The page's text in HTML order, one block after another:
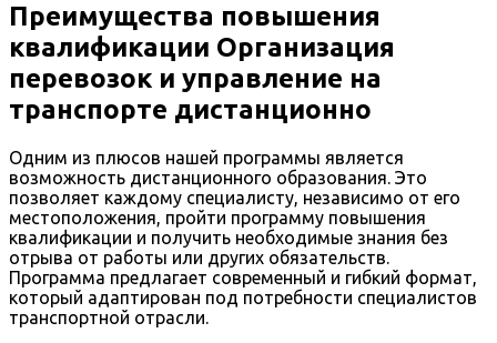
Преимущества повышения
квалификации Организация
перевозок и управление на
транспорте дистанционно
Одним из плюсов нашей программы является
возможность дистанционного образования. Это
позволяет каждому специалисту, независимо от его
местоположения, пройти программу повышения
квалификации и получить необходимые знания без
отрыва от работы или других обязательств.
Программа предлагает современный и гибкий формат,
который адаптирован под потребности специалистов
транспортной отрасли.